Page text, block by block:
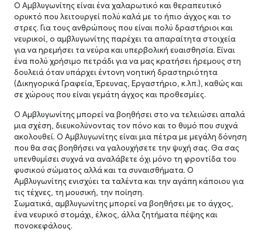
Ο Αμβλυγωνίτης είναι ένα χαλαρωτικό και θεραπευτικό
ορυκτό που λειτουργεί πολύ καλά με το ήπιο άγχος και το
στρες.Για τους ανθρώπους που είναι πολύ δραστήριοι και
νευρικοί, ο αμβλυγωνίτης παρέχει τα απαραίτητα στοιχεία
για να ηρεμήσει τα νεύρα και υπερβολική ευαισθησία.Είναι
ένα πολύ χρήσιμο πετράδι για να μας κρατήσει ήρεμους στη
δουλειά όταν υπάρχει έντονη νοητική δραστηριότητα
(Δικηγορικά Γραφεία, Έρευνας, Εργαστήριο, κ.λπ.), καθώς και
σε χώρους που είναι γεμάτη άγχος και προθεσμίες.
Ο Αμβλυγωνίτης μπορεί να βοηθήσει στο να τελειώσει απαλά
μια σχέση, διευκολύνοντας τον πόνο και το θυμό που συχνά
ακολουθεί. ΟΑμβλυγωνίτης είναι μια πέτρα με μεγάλη δόνηση
που θα σας βοηθήσει να γαλουχήσετε την ψυχή σας.Θα σας
υπενθυμίσει συχνά να αναλάβετε όχι μόνο τη φροντίδα του
φυσικού σώματος αλλά και τα συναισθήματα. Ο
Αμβλυγωνίτης ενισχύει τα ταλέντα και την αγάπη κάποιου για
τις τέχνες, τη μουσική, την ποίηση.
Σωματικά, αμβλυγωνίτης μπορεί να βοηθήσει με το άγχος,
ένα νευρικό στομάχι, έλκος, άλλα ζητήματα πέψης και
πονοκεφάλους.